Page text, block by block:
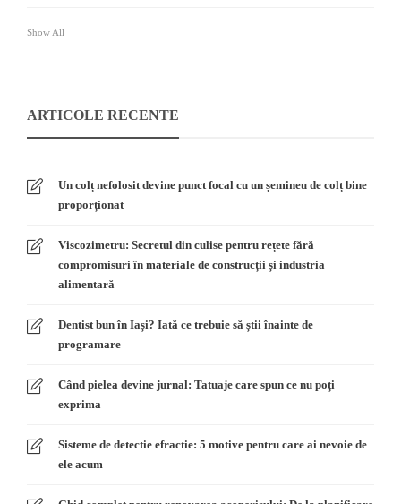
Show All
ARTICOLE RECENTE
Un colț nefolosit devine punct focal cu un șemineu de colț bine
proporționat
Viscozimetru: Secretul din culise pentru rețete fără
compromisuri în materiale de construcții și industria
alimentară
Dentist bun în Iași? Iată ce trebuie să știi înainte de
programare
Când pielea devine jurnal: Tatuaje care spun ce nu poți
exprima
Sisteme de detectie efractie: 5 motive pentru care ai nevoie de
ele acum